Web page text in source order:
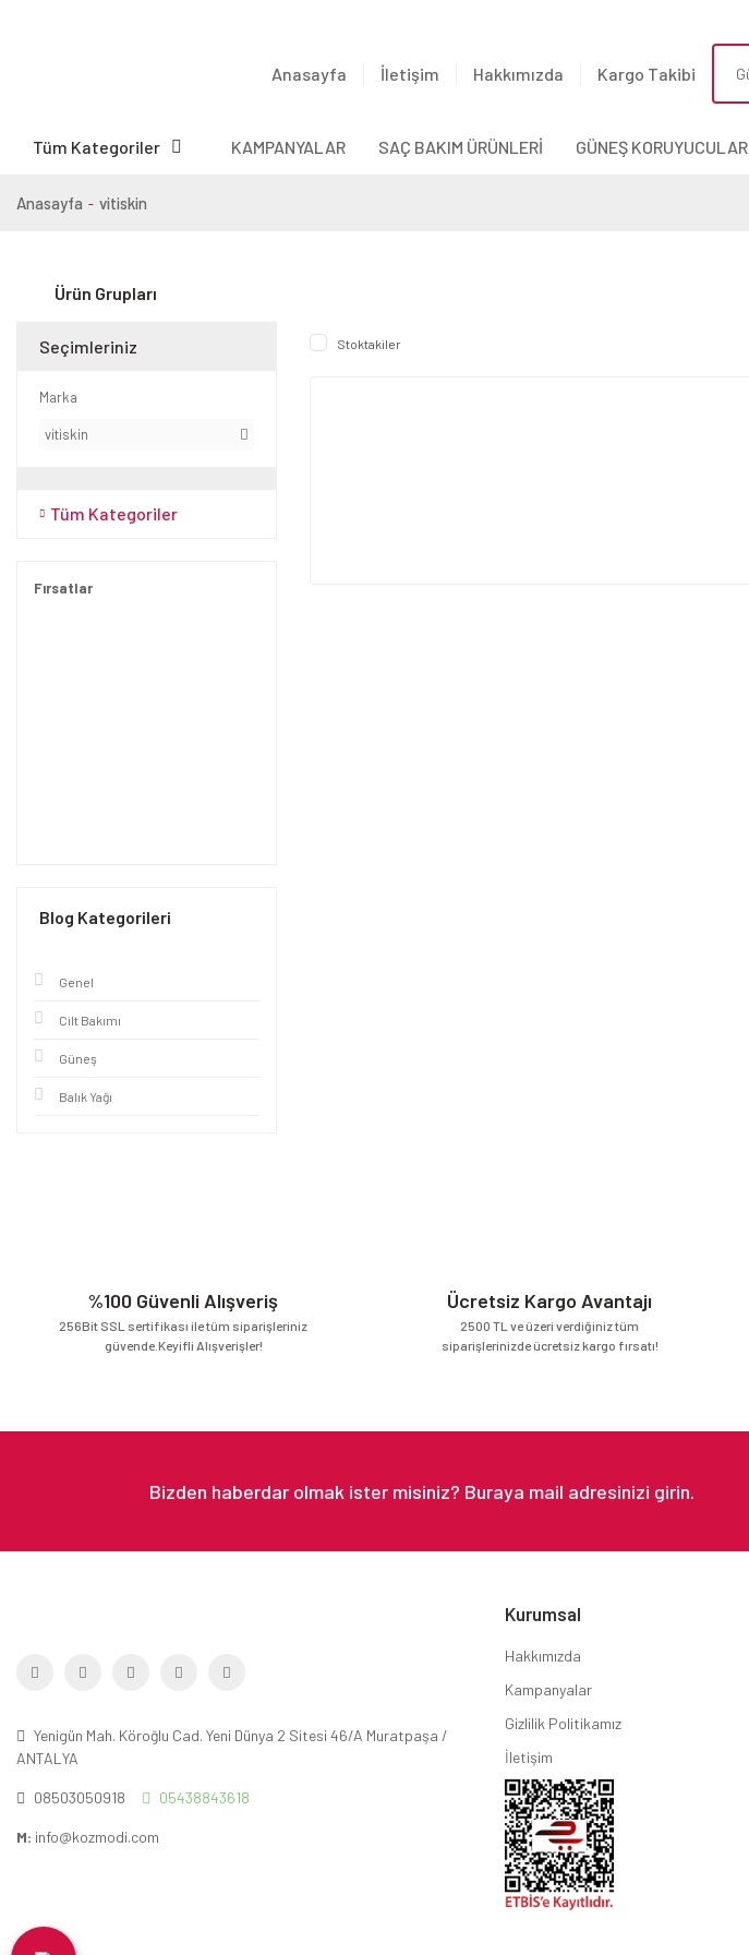
Anasayfa İletişim Hakkımızda Kargo Takibi
Tüm Kategoriler KAMPANYALAR SAÇ BAKIM ÜRÜNLERİ GÜNEŞ KORUYUCULAR
Anasayfa vitiskin
Ürün Grupları
Seçimleriniz
Marka
vitiskin
Tüm Kategoriler
Fırsatlar
Blog Kategorileri
Genel
Cilt Bakımı
Güneş
Balık Yağı
Stoktakiler
%100 Güvenli Alışveriş
256Bit SSL sertifikası ile tüm siparişleriniz
güvende.Keyifli Alışverişler!
Ücretsiz Kargo Avantajı
2500 TL ve üzeri verdiğiniz tüm
siparişlerinizde ücretsiz kargo fırsatı!
Yenigün Mah. Köroğlu Cad. Yeni Dünya 2 Sitesi 46/A Muratpaşa /
ANTALYA
08503050918 05438843618
M: info@kozmodi.com
Kurumsal
Hakkımızda
Kampanyalar
Gizlilik Politikamız
İletişim